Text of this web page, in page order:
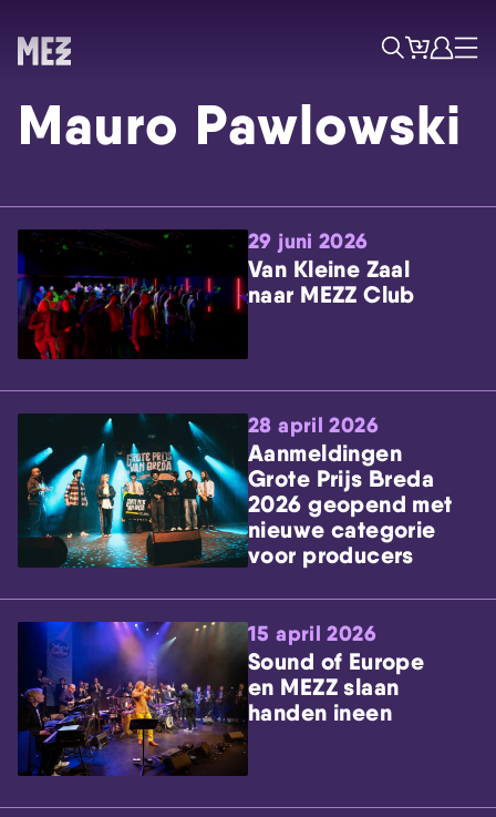
Skip navigatie
ZoekTicketsAccount
Menu
Mauro Pawlowski
29 juni 2026
Van Kleine Zaal
naar MEZZ Club
28 april 2026
Aanmeldingen
Grote Prijs Breda
2026 geopend met
nieuwe categorie
voor producers
15 april 2026
Sound of Europe
en MEZZ slaan
handen ineen